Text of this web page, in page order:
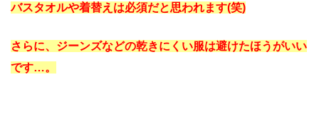
バスタオルや着替えは必須だと思われます(笑)
さらに、ジーンズなどの乾きにくい服は避けたほうがいい
です…。